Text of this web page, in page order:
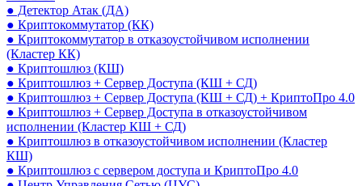
● Детектор Атак (ДА)
● Криптокоммутатор (КК)
● Криптокоммутатор в отказоустойчивом исполнении
(Кластер КК)
● Криптошлюз (КШ)
● Криптошлюз + Сервер Доступа (КШ + СД)
● Криптошлюз + Сервер Доступа (КШ + СД) + КриптоПро 4.0
● Криптошлюз + Сервер Доступа в отказоустойчивом
исполнении (Кластер КШ + СД)
● Криптошлюз в отказоустойчивом исполнении (Кластер
КШ)
● Криптошлюз с сервером доступа и КриптоПро 4.0